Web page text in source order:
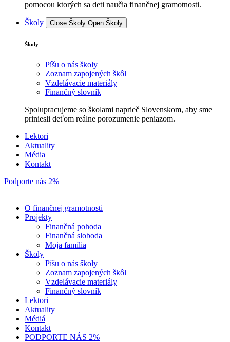
pomocou ktorých sa deti naučia finančnej gramotnosti.
Školy Close Školy Open Školy
Školy
Píšu o nás školy
Zoznam zapojených škôl
Vzdelávacie materiály
Finančný slovník
Spolupracujeme so školami naprieč Slovenskom, aby sme
priniesli deťom reálne porozumenie peniazom.
Lektori
Aktuality
Média
Kontakt
Podporte nás 2%
O finančnej gramotnosti
Projekty
Finančná pohoda
Finančná sloboda
Moja família
Školy
Píšu o nás školy
Zoznam zapojených škôl
Vzdelávacie materiály
Finančný slovník
Lektori
Aktuality
Médiá
Kontakt
PODPORTE NÁS 2%